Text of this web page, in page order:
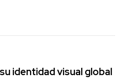
identidad visual global